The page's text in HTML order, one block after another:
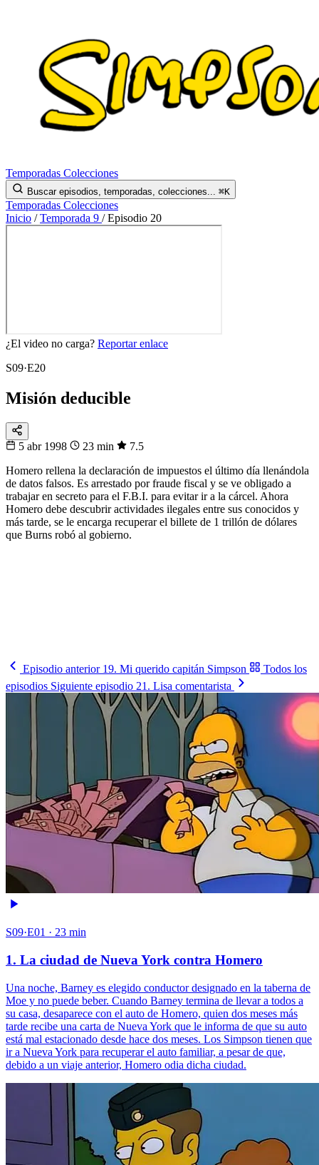
Temporadas Colecciones
Buscar episodios, temporadas, colecciones... ⌘K
Temporadas Colecciones
Inicio / Temporada 9 / Episodio 20
¿El video no carga? Reportar enlace
S09·E20
Misión deducible
5 abr 1998 23 min
7.5
Homero rellena la declaración de impuestos el último día llenándola
de datos falsos. Es arrestado por fraude fiscal y se ve obligado a
trabajar en secreto para el F.B.I. para evitar ir a la cárcel. Ahora
Homero debe descubrir actividades ilegales entre sus conocidos y
más tarde, se le encarga recuperar el billete de 1 trillón de dólares
que Burns robó al gobierno.
Episodio anterior 19. Mi querido capitán Simpson
Todos los
episodios Siguiente episodio 21. Lisa comentarista
S09·E01 · 23 min
1. La ciudad de Nueva York contra Homero
Una noche, Barney es elegido conductor designado en la taberna de
Moe y no puede beber. Cuando Barney termina de llevar a todos a
su casa, desaparece con el auto de Homero, quien dos meses más
tarde recibe una carta de Nueva York que le informa de que su auto
está mal estacionado desde hace dos meses. Los Simpson tienen que
ir a Nueva York para recuperar el auto familiar, a pesar de que,
debido a un viaje anterior, Homero odia dicha ciudad.